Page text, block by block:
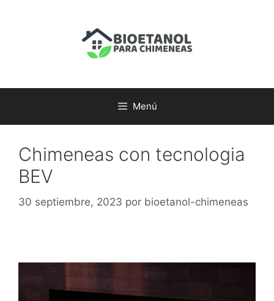
Menú
Chimeneas con tecnologia
BEV
30 septiembre, 2023 por bioetanol-chimeneas